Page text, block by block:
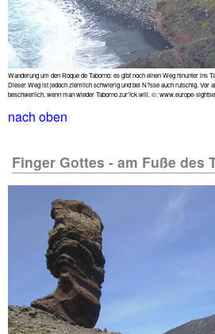
Wanderung um den Roque de Taborno: es gibt noch einen Weg hinunter ins
Dieser Weg ist jedoch ziemlich schwierig und bei N?sse auch rutschig. Vor
beschwerlich, wenn man wieder Taborno zur?ck will. ©: www.europe-
nach oben
Finger Gottes - am Fuße des